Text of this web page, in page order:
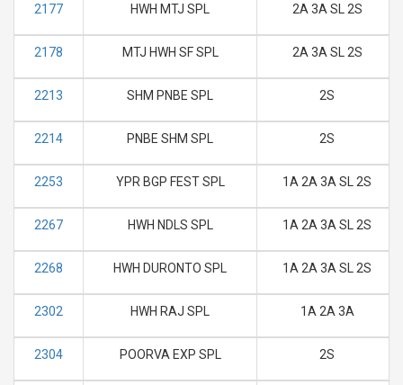
2177 HWH MTJ SPL 2A 3A SL 2S
2178 MTJ HWH SF SPL 2A 3A SL 2S
2213 SHM PNBE SPL 2S
2214 PNBE SHM SPL 2S
2253 YPR BGP FEST SPL 1A 2A 3A SL 2S
2267 HWH NDLS SPL 1A 2A 3A SL 2S
2268 HWH DURONTO SPL 1A 2A 3A SL 2S
2302 HWH RAJ SPL 1A 2A 3A
2304 POORVA EXP SPL 2S